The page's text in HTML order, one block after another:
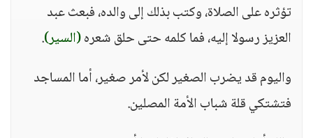
تؤثره على الصلاة، وكتب بذلك إلى والده، فبعث عبد
العزيز رسولا إليه، فما كلمه حتى حلق شعره(السير).
واليوم قد يضرب الصغير لكن لأمر صغير، أما المساجد
فتشتكي قلة شباب الأمة المصلين.